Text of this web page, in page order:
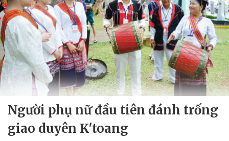
Người phụ nữ đầu tiên đánh trống
giao duyên K'toang